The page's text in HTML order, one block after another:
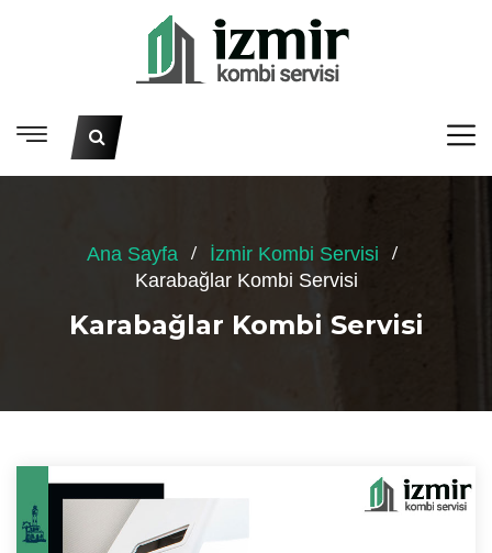
Ana Sayfa
İzmir Kombi Servisi
Karabağlar Kombi Servisi
Karabağlar Kombi Servisi